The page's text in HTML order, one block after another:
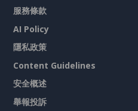
服務條款
AI Policy
隱私政策
Content Guidelines
安全概述
舉報投訴